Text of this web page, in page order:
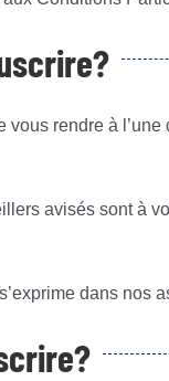
vous rendre à
avisés sont à
dans nos